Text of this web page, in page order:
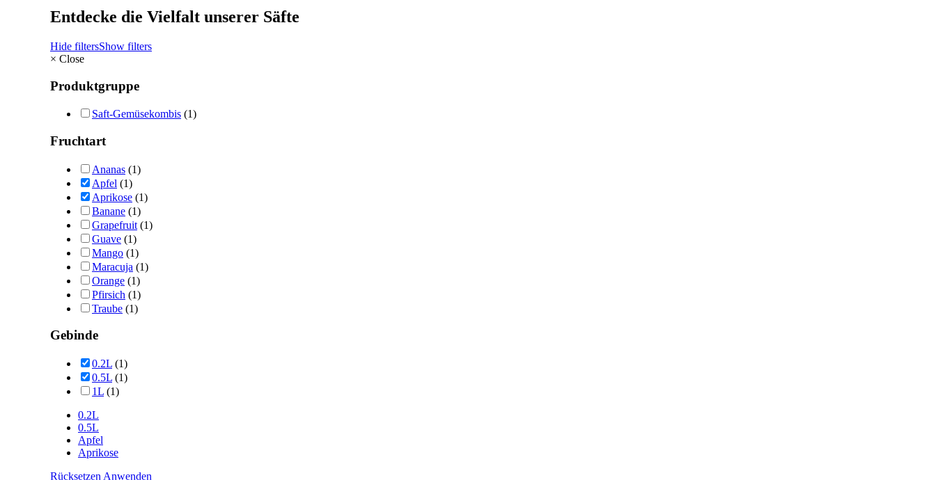
Entdecke die Vielfalt unserer Säfte
Hide filtersShow filters
× Close
Produktgruppe
Saft-Gemüsekombis (1)
Fruchtart
Ananas (1)
Apfel (1)
Aprikose (1)
Banane (1)
Grapefruit (1)
Guave (1)
Mango (1)
Maracuja (1)
Orange (1)
Pfirsich (1)
Traube (1)
Gebinde
0.2L (1)
0.5L (1)
1L (1)
0.2L
0.5L
Apfel
Aprikose
Rücksetzen Anwenden